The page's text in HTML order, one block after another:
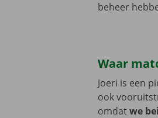
beheer
Waar
Joeri is een
ook
omdatwe